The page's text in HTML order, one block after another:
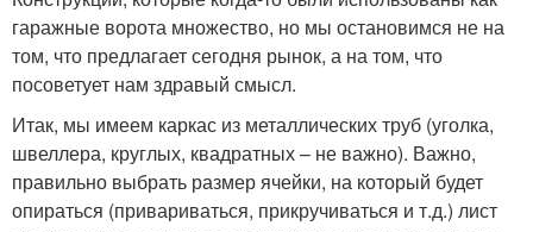
гаражные ворота множество, но мы остановимся не на
том, что предлагает сегодня рынок, а на том, что
посоветует нам здравый смысл.
Итак, мы имеем каркас из металлических труб (уголка,
швеллера, круглых, квадратных – не важно). Важно,
правильно выбрать размер ячейки, на который будет
опираться (привариваться, прикручиваться и т.д.) лист